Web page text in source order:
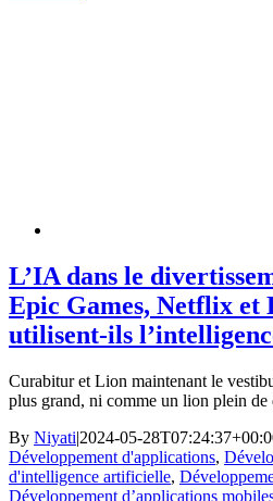
L’IA dans le
Epic Games, Netflix et
utilisent-ils
Curabitur et Lion maintenant le
plus grand, ni comme un lion plein de
By Niyati|2024-05-
Développement d'applications,
d'intelligence artificielle,
Développement d’applications